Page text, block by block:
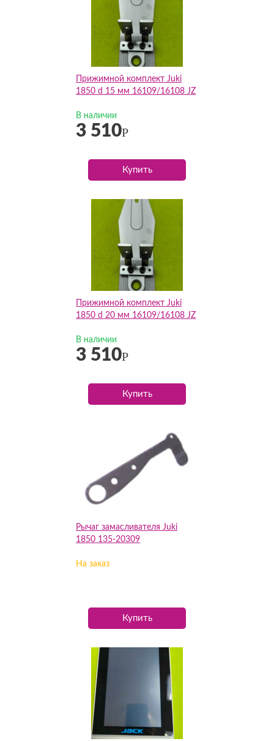
Прижимной комплект Juki
1850 d 15 мм 16109/16108 JZ
В наличии
3 510Р
Купить
Прижимной комплект Juki
1850 d 20 мм 16109/16108 JZ
В наличии
3 510Р
Купить
Рычаг замасливателя Juki
1850 135-20309
На заказ
Купить